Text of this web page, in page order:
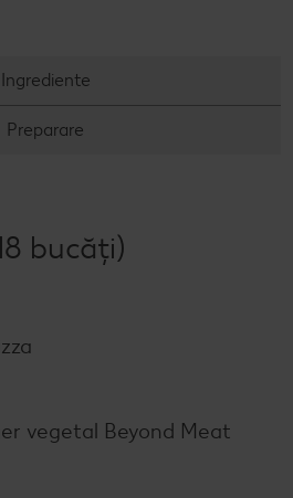
Ingrediente
Preparare
bucăți)
vegetal Beyond Meat